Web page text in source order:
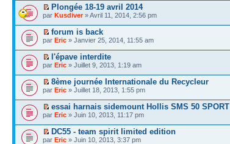
Plongée 18-19 avril 2014
par Kusdiver» Avril 11, 2014, 2:56 pm
forum is back
par Eric » Janvier 25, 2014, 11:55 am
l'épave interdite
par Eric » Juillet 9, 2013, 1:19 am
8ème journée Internationale du Recycleur
par Eric » Juillet 18, 2013, 1:55 pm
essai harnais sidemount Hollis SMS 50 SPORT
par Eric » Juin 10, 2013, 11:17 pm
DC55 - team spirit limited edition
par Eric » Juin 10, 2013, 3:37 pm